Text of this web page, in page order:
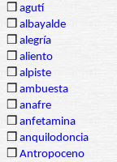
❒ agutí
❒ albayalde
❒ alegría
❒ aliento
❒ alpiste
❒ ambuesta
❒ anafre
❒ anfetamina
❒ anquilodoncia
❒ Antropoceno